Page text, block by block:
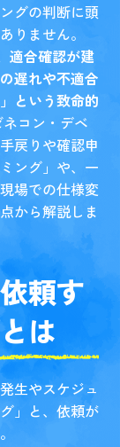
グの判断に頭
りません。
適合確認が建
遅れや不適合
という致命的
コン・デベ
戻りや確認申
ング」や、一
場での仕様変
から解説しま
頼す
は
生やスケジュ
」と、依頼が